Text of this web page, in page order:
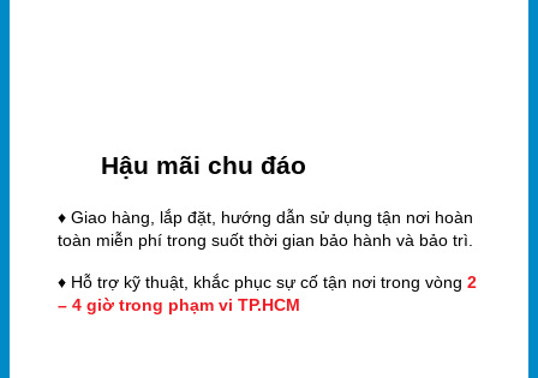
Hậu mãi chu đáo
♦ Giao hàng, lắp đặt, hướng dẫn sử dụng tận nơi hoàn
toàn miễn phí trong suốt thời gian bảo hành và bảo trì.
♦ Hỗ trợ kỹ thuật, khắc phục sự cố tận nơi trong vòng 2
– 4 giờ trong phạm vi TP.HCM